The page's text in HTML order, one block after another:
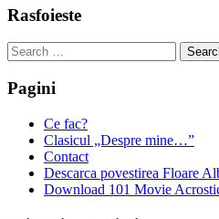
Rasfoieste
Search
for:
Pagini
Ce fac?
Clasicul „Despre mine…”
Contact
Descarca povestirea Floare
Download 101 Movie